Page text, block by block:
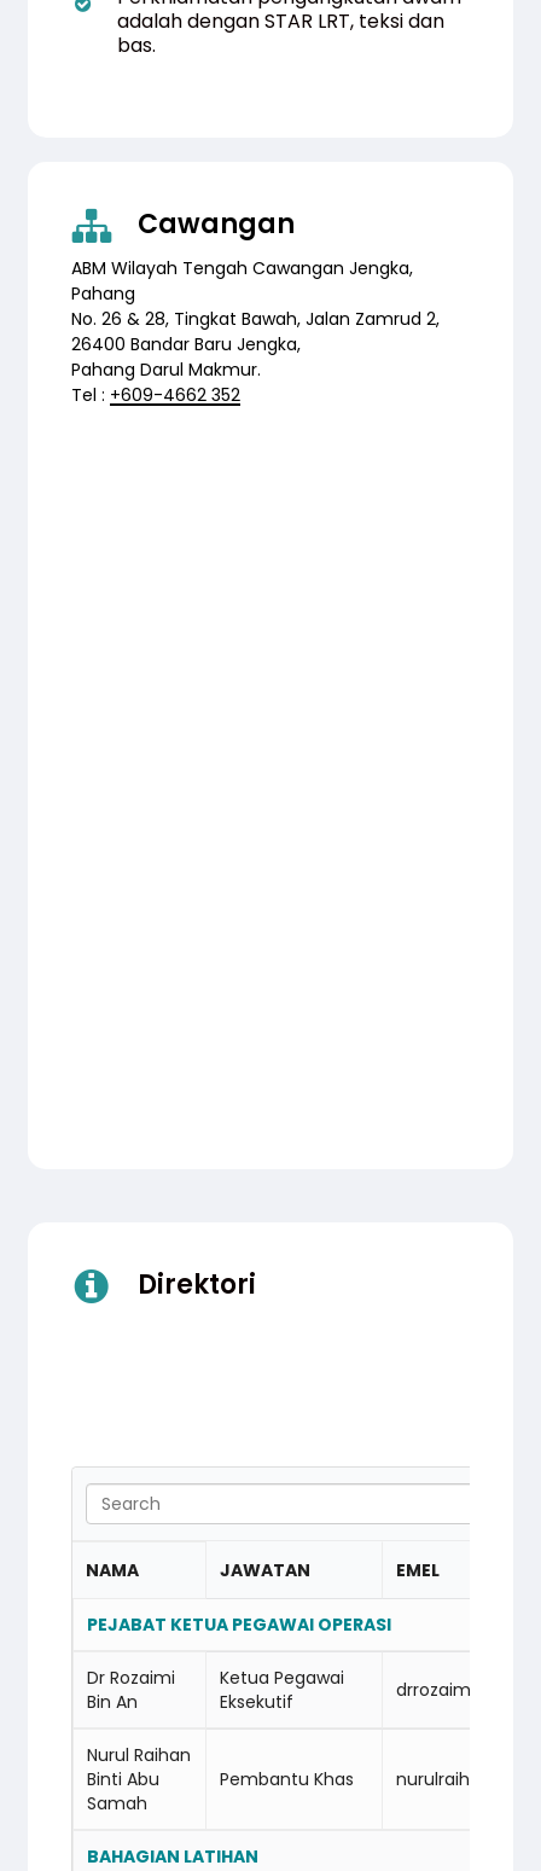
adalah dengan STAR LRT, teksi dan
bas.
Cawangan
ABM Wilayah Tengah Cawangan Jengka,
Pahang
No. 26 & 28, Tingkat Bawah, Jalan Zamrud 2,
26400 Bandar Baru Jengka,
Pahang Darul Makmur.
Tel : +609-4662 352
Direktori
NAMA JAWATAN EMEL
PEJABAT KETUA PEGAWAI OPERASI
Dr Rozaimi
Bin An
Ketua Pegawai
Eksekutif
Nurul Raihan
Binti Abu
Samah
Pembantu Khas
BAHAGIAN LATIHAN